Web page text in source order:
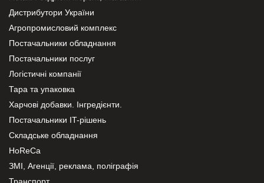
Дистрибутори України
Агропромисловий комплекс
Постачальники обладнання
Постачальники послуг
Логістичні компанії
Тара та упаковка
Харчові добавки. Інгредієнти.
Постачальники IT-рішень
Складське обладнання
HoReCa
ЗМІ, Агенції, реклама, поліграфія